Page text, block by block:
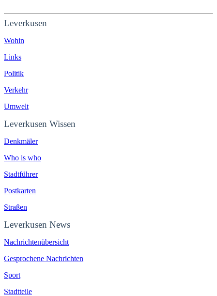
Leverkusen
Wohin
Links
Politik
Verkehr
Umwelt
Leverkusen Wissen
Denkmäler
Who is who
Stadtführer
Postkarten
Straßen
Leverkusen News
Nachrichtenübersicht
Gesprochene Nachrichten
Sport
Stadtteile